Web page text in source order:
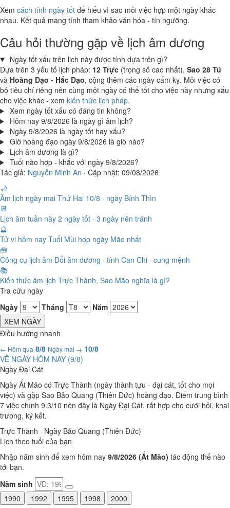
Xem cách tính ngày tốt để hiểu vì sao mỗi việc hợp một ngày khác
nhau. Kết quả mang tính tham khảo văn hóa - tín ngưỡng.
Câu hỏi thường gặp về lịch âm dương
Ngày tốt xấu trên lịch này được tính dựa trên gì?
Dựa trên 3 yếu tố lịch pháp: 12 Trực (trọng số cao nhất), Sao 28 Tú
và Hoàng Đạo - Hắc Đạo, cộng thêm các ngày cấm kỵ. Mỗi việc có
bộ tiêu chí riêng nên cùng một ngày có thể tốt cho việc này nhưng xấu
cho việc khác - xem kiến thức lịch pháp.
Xem ngày tốt xấu có đáng tin không?
Hôm nay 9/8/2026 là ngày gì âm lịch?
Ngày 9/8/2026 là ngày tốt hay xấu?
Giờ hoàng đạo ngày 9/8/2026 là giờ nào?
Lịch âm dương là gì?
Tuổi nào hợp - khắc với ngày 9/8/2026?
Tác giả: Nguyễn Minh An · Cập nhật: 09/08/2026
🌙
Âm lịch ngày mai Thứ Hai 10/8 · ngày Bính Thìn
📆
Lịch âm tuần này 2 ngày tốt · 3 ngày nên tránh
🔮
Tử vi hôm nay Tuổi Mùi hợp ngày Mão nhất
🧰
Công cụ lịch âm Đổi âm dương · tính Can Chi · cung mệnh
📚
Kiến thức âm lịch Trực Thành, Sao Mão nghĩa là gì?
Tra cứu ngày
Ngày
Tháng
Năm
XEM NGÀY
Điều hướng nhanh
← Hôm qua 8/8 Ngày mai → 10/8
VỀ NGÀY HÔM NAY (9/8)
Ngày Đại Cát
Ngày Ất Mão có Trực Thành (ngày thành tựu - đại cát, tốt cho mọi
việc) và gặp Sao Bảo Quang (Thiên Đức) hoàng đạo. Điểm trung bình
7 việc chính 9.3/10 nên đây là Ngày Đại Cát, rất hợp cho cưới hỏi, khai
trương, ký kết.
Trực Thành · Ngày Bảo Quang (Thiên Đức)
Lịch theo tuổi của bạn
Nhập năm sinh để xem hôm nay 9/8/2026 (Ất Mão) tác động thế nào
tới bạn.
Năm sinh
1990
1992 1995 1998
2000